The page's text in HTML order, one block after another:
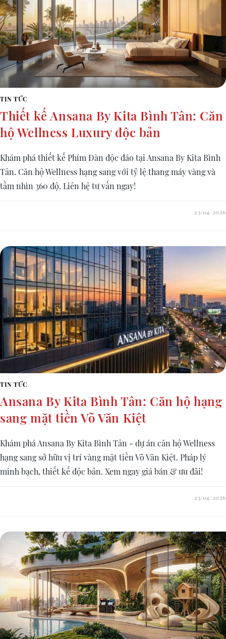
TIN TỨC
Thiết kế Ansana By Kita Bình Tân: Căn
hộ Wellness Luxury độc bản
Khám phá thiết kế Phím Đàn độc đáo tại Ansana By Kita Bình
Tân. Căn hộ Wellness hạng sang với tỷ lệ thang máy vàng và
tầm nhìn 360 độ. Liên hệ tư vấn ngay!
23/04/2026
TIN TỨC
Ansana By Kita Bình Tân: Căn hộ hạng
sang mặt tiền Võ Văn Kiệt
Khám phá Ansana By Kita Bình Tân - dự án căn hộ Wellness
hạng sang sở hữu vị trí vàng mặt tiền Võ Văn Kiệt. Pháp lý
minh bạch, thiết kế độc bản. Xem ngay giá bán & ưu đãi!
23/04/2026